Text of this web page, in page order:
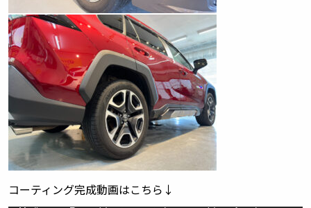
コーティング完成動画はこちら↓